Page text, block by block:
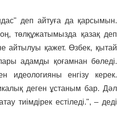
деп айтуға да қарсымын.
төлқұжатымызда қазақ деп
айтылуы қажет. Өзбек, қытай
адамды қоғамнан бөледі.
идеологияны енгізу керек.
деген ұстаным бар. Дәл
тиімдірек естіледі.", – деді